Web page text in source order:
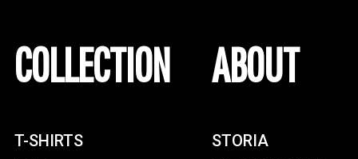
COLLECTION
T-SHIRTS
ABOUT
STORIA